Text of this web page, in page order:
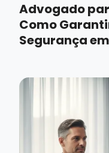
Advogado
Como
Segurança